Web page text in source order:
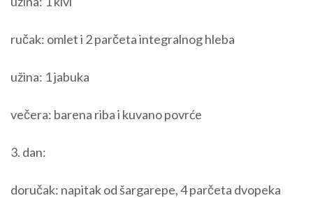
ručak: omlet i 2 parčeta integralnog hleba
užina: 1 jabuka
večera: barena riba i kuvano povrće
3. dan:
doručak: napitak od šargarepe, 4 parčeta dvopeka